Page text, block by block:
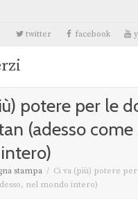
twitter facebook
potere per le
(adesso come
stampa
Ci va (più) potere
nel mondo intero)